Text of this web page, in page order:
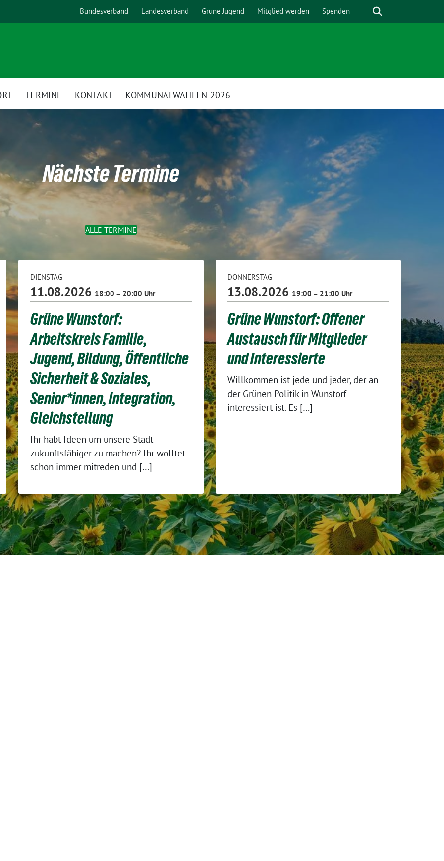
Bundesverband Landesverband Grüne Jugend Mitglied werden Spenden Suche
TERMINE KONTAKT KOMMUNALWAHLEN 2026
Nächste Termine
ALLE TERMINE
DIENSTAG
11.08.2026 18:00 – 20:00 Uhr
Grüne Wunstorf:
Arbeitskreis Familie,
Jugend, Bildung, Öffentliche
Sicherheit & Soziales,
Senior*innen, Integration,
Gleichstellung
Ihr habt Ideen um unsere Stadt
zukunftsfähiger zu machen? Ihr wolltet
schon immer mitreden und […]
DONNERSTAG
13.08.2026 19:00 – 21:00 Uhr
Grüne Wunstorf: Offener
Austausch für Mitglieder
und Interessierte
Willkommen ist jede und jeder, der an
der Grünen Politik in Wunstorf
interessiert ist. Es […]